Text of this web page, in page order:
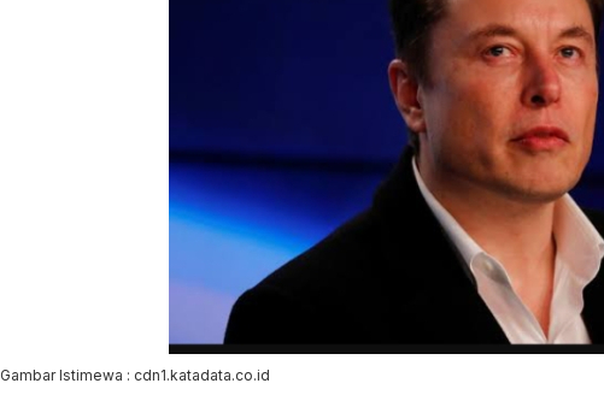
Gambar Istimewa : cdn1.katadata.co.id